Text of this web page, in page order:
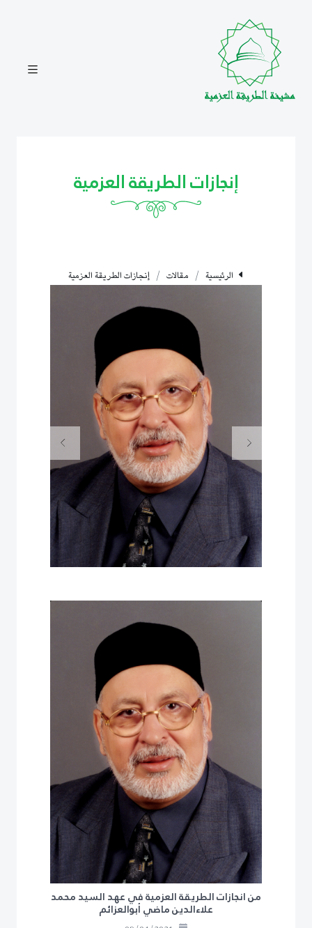
إنجازات الطريقة العزمية
الرئيسية مقالات إنجازات الطريقة العزمية
Previous
Next